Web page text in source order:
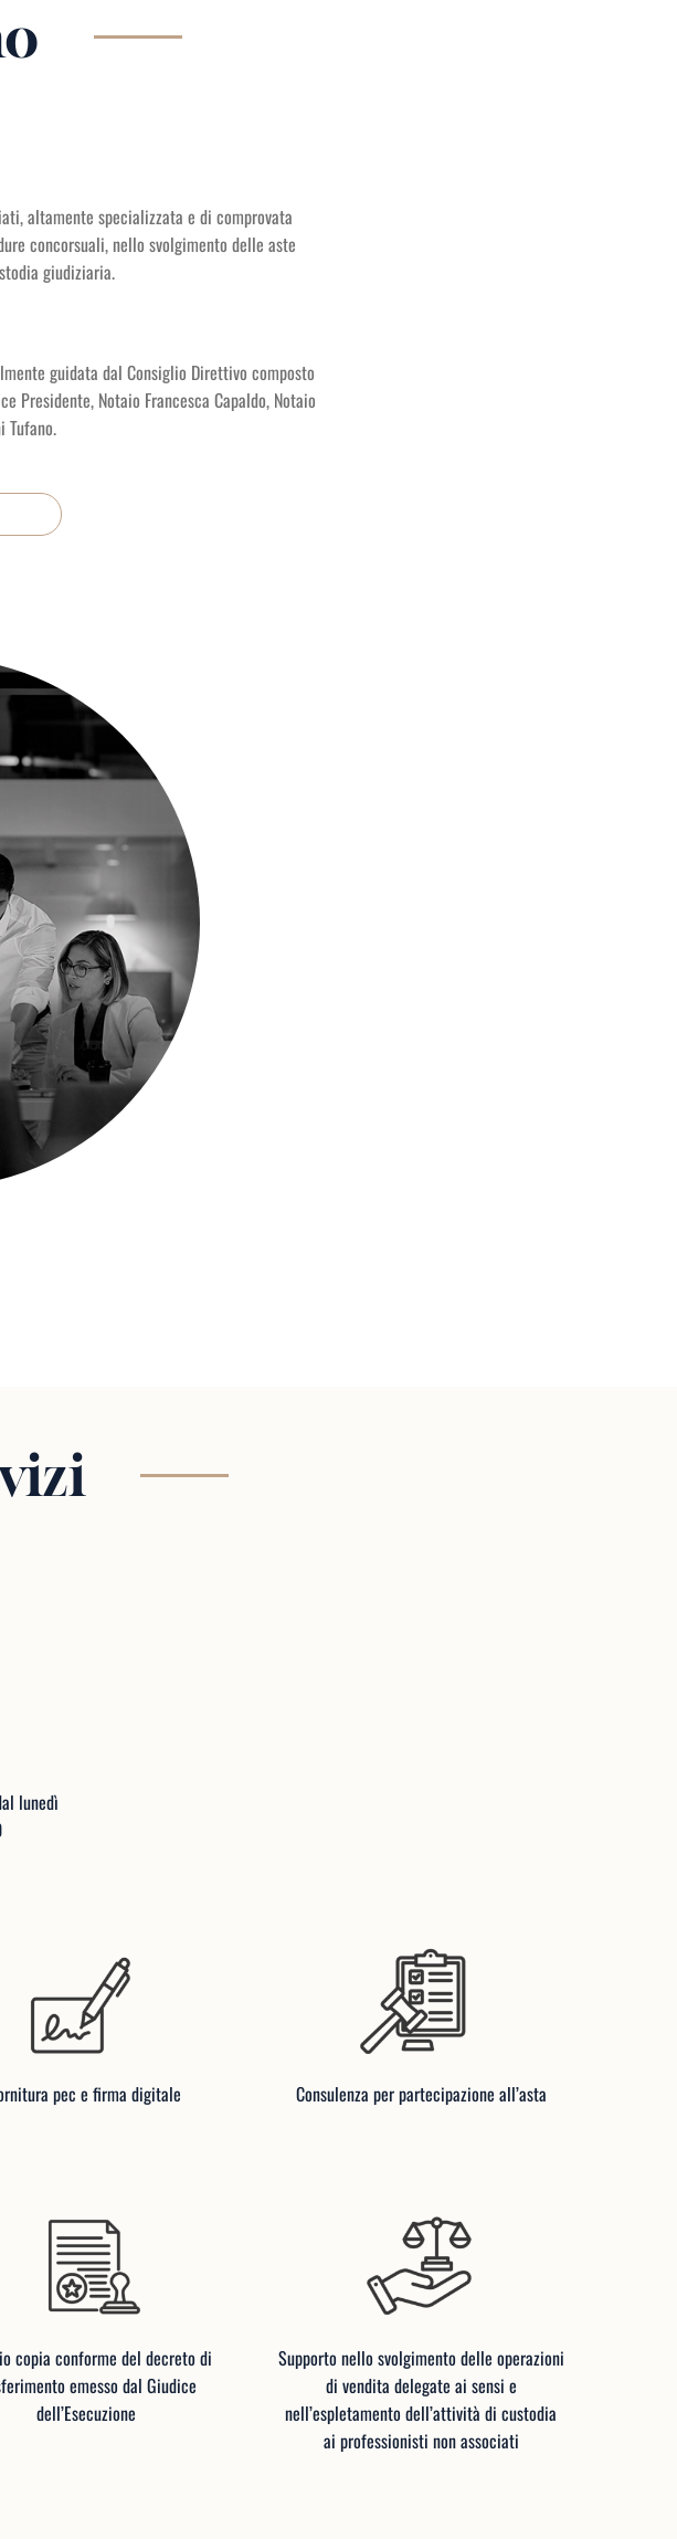
altamente specializzata e di comprovata
concorsuali, nello svolgimento delle aste
giudiziaria.
guidata dal Consiglio Direttivo composto
Presidente, Notaio Francesca Capaldo, Notaio
Tufano.
lunedì
pec e firma digitale Consulenza per partecipazione all’asta
copia conforme del decreto di
emesso dal Giudice
dell’Esecuzione
Supporto nello svolgimento delle operazioni
di vendita delegate ai sensi e
nell’espletamento dell’attività di custodia
ai professionisti non associati